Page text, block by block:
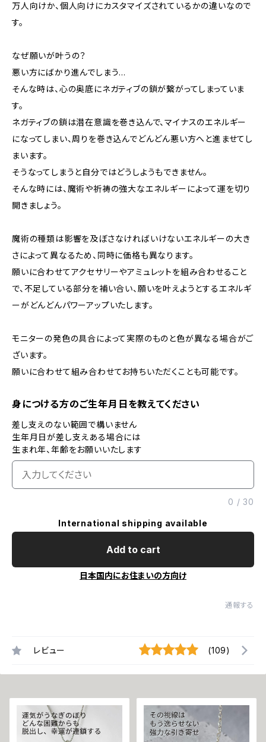
万人向けか、個人向けにカスタマイズされているかの違いなので
す。
なぜ願いが叶うの？
悪い方にばかり進んでしまう…
そんな時は、心の奥底にネガティブの鎖が繋がってしまっていま
す。
ネガティブの鎖は潜在意識を巻き込んで、マイナスのエネルギー
になってしまい、周りを巻き込んでどんどん悪い方へと進ませてし
まいます。
そうなってしまうと自分ではどうしようもできません。
そんな時には、魔術や祈祷の強大なエネルギーによって運を切り
開きましょう。
魔術の種類は影響を及ぼさなければいけないエネルギーの大き
さによって異なるため、同時に価格も異なります。
願いに合わせてアクセサリーやアミュレットを組み合わせること
で、不足している部分を補い合い、願いを叶えようとするエネルギ
ーがどんどんパワーアップいたします。
モニターの発色の具合によって実際のものと色が異なる場合がご
ざいます。
願いに合わせて組み合わせてお持ちいただくことも可能です。
身につける方のご生年月日を教えてください
差し支えのない範囲で構いません
生年月日が差し支えある場合には
生まれ年、年齢をお願いいたします
0 /30
International shipping available
Add to cart
日本国内にお住まいの方向け
通報する
レビュー (109)